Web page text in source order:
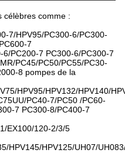
célèbres comme :
7/HPV95/PC300-6/PC300-
7
PC200-7 PC300-6/PC300-7
PC45/PC50/PC55/PC30-
8 pompes de la
HPV95/HPV132/HPV140/
PC40-7/PC50 /PC60-
7 PC300-8/PC400-7
EX100/120-2/3/5
HPV145/HPV125/UH07/